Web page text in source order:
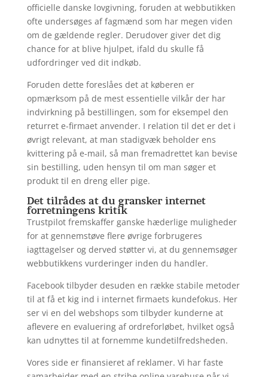
officielle danske lovgivning, foruden at webbutikken
ofte undersøges af fagmænd som har megen viden
om de gældende regler. Derudover giver det dig
chance for at blive hjulpet, ifald du skulle få
udfordringer ved dit indkøb.
Foruden dette foreslåes det at køberen er
opmærksom på de mest essentielle vilkår der har
indvirkning på bestillingen, som for eksempel den
returret e-firmaet anvender. I relation til det er det i
øvrigt relevant, at man stadigvæk beholder ens
kvittering på e-mail, så man fremadrettet kan bevise
sin bestilling, uden hensyn til om man søger et
produkt til en dreng eller pige.
Det tilrådes at du gransker internet
forretningens kritik
Trustpilot fremskaffer ganske hæderlige muligheder
for at gennemstøve flere øvrige forbrugeres
iagttagelser og derved støtter vi, at du gennemsøger
webbutikkens vurderinger inden du handler.
Facebook tilbyder desuden en række stabile metoder
til at få et kig ind i internet firmaets kundefokus. Her
ser vi en del webshops som tilbyder kunderne at
aflevere en evaluering af ordreforløbet, hvilket også
kan udnyttes til at fornemme kundetilfredsheden.
Vores side er finansieret af reklamer. Vi har faste